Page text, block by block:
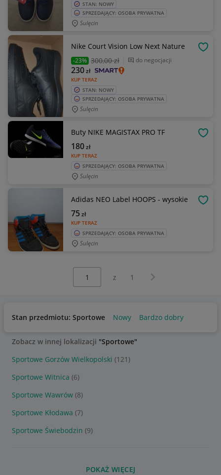
STAN: NOWY
SPRZEDAJĄCY: OSOBA PRYWATNA
Sulęcin
Nike Court Vision Low Next Nature
-23% 300,00 zł do negocjacji
KUP TERAZ
230zł
STAN: NOWY
SPRZEDAJĄCY: OSOBA PRYWATNA
Sulęcin
Buty NIKE MAGISTAX PRO TF
KUP TERAZ
180zł
SPRZEDAJĄCY: OSOBA PRYWATNA
Sulęcin
Adidas NEO Label HOOPS - wysokie
KUP TERAZ
75zł
SPRZEDAJĄCY: OSOBA PRYWATNA
Sulęcin
z 1 Następna strona
Stan przedmiotu: Sportowe Nowy Bardzo dobry
Zobacz w innej lokalizacji "Sportowe"
Sportowe Gorzów Wielkopolski (121)
Sportowe Witnica (6)
Sportowe Wawrów (8)
Sportowe Kłodawa (7)
Sportowe Świebodzin (9)
POKAŻ WIĘCEJ